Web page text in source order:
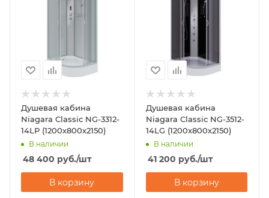
Душевая кабина
Niagara Classic NG-3312-
14LP (1200х800х2150)
В наличии
48 400 руб./шт
В корзину
Душевая кабина
Niagara Classic NG-3512-
14LG (1200х800х2150)
В наличии
41 200 руб./шт
В корзину